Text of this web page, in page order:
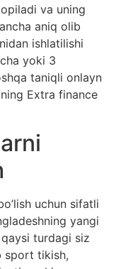
va uning
aniq olib
ishlatilishi
yoki 3
taniqli onlayn
Extra finance
uchun sifatli
yangi
turdagi siz
sport tikish,